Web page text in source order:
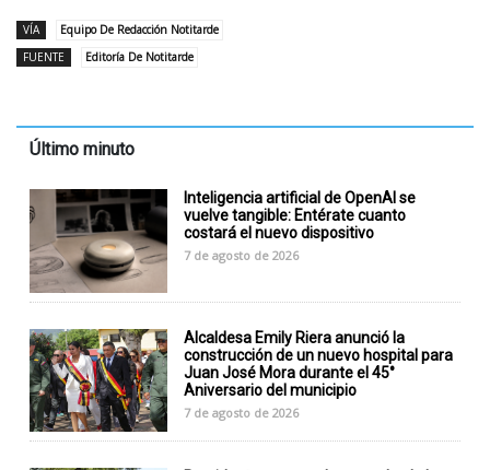
VÍA
Equipo De Redacción Notitarde
FUENTE
Editoría De Notitarde
Último minuto
Inteligencia artificial de OpenAI se
vuelve tangible: Entérate cuanto
costará el nuevo dispositivo
7 de agosto de 2026
Alcaldesa Emily Riera anunció la
construcción de un nuevo hospital para
Juan José Mora durante el 45°
Aniversario del municipio
7 de agosto de 2026